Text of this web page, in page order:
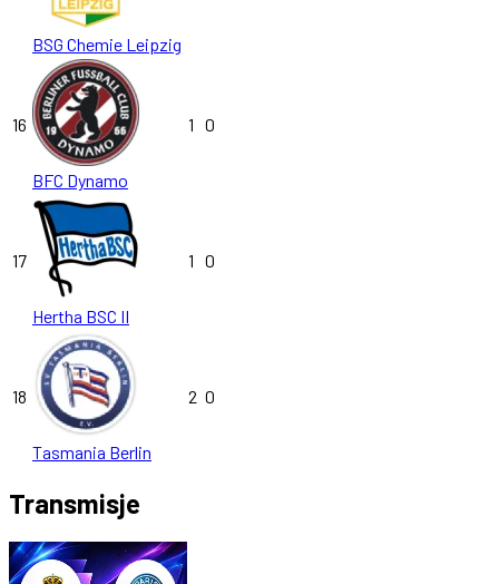
BSG Chemie Leipzig
16
BFC Dynamo
1 0
17
Hertha BSC II
1 0
18
Tasmania Berlin
2 0
Transmisje